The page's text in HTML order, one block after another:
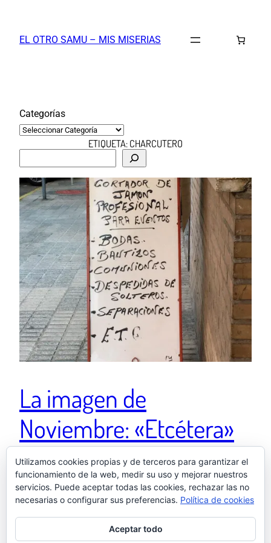
contenido
EL OTRO SAMU – MIS MISERIAS
Categorías
ETIQUETA:CHARCUTERO
s
c
a
r
La imagen de
Noviembre: «Etcétera»
Ver esta publicación en Instagram Una publicación
compartida de El otro Samu (@elotrosamu)
1 diciembre, 2020
Utilizamos cookies propias y de terceros para garantizar el
funcionamiento de la web, medir su uso y mejorar nuestros
servicios. Puede aceptar todas las cookies, rechazar las no
necesarias o configurar sus preferencias. Política de cookies
Aceptar todo